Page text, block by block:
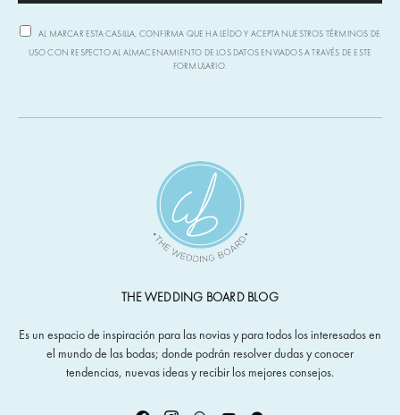
AL MARCAR ESTA CASILLA, CONFIRMA QUE HA LEÍDO Y ACEPTA NUESTROS TÉRMINOS DE
USO CON RESPECTO AL ALMACENAMIENTO DE LOS DATOS ENVIADOS A TRAVÉS DE ESTE
FORMULARIO.
THE WEDDING BOARD BLOG
Es un espacio de inspiración para las novias y para todos los interesados en
el mundo de las bodas; donde podrán resolver dudas y conocer
tendencias, nuevas ideas y recibir los mejores consejos.